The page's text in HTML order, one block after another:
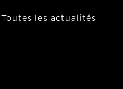
Toutes les actualités